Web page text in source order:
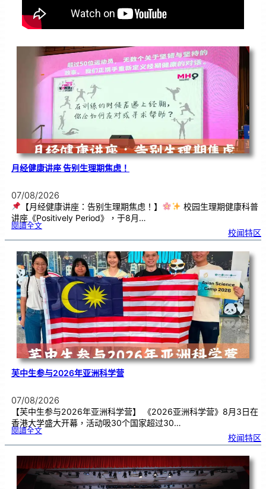
月经健康讲座 告别生理期焦虑！
07/08/2026
【月经健康讲座：告别生理期焦虑！】
校园生理期健康科普
讲座《Positively Period》，于8月…
閱讀全文:月
健
康
座
告
别
生
理
期
焦
虑
！
校闻特区
芙中生参与2026年亚洲科学营
07/08/2026
【芙中生参与2026年亚洲科学营】 《2026亚洲科学营》8月3日在
香港大学盛大开幕，活动吸30个国家超过30…
閱讀全文:芙
参
2
0
2
6
年
亚
洲
科
校闻特区